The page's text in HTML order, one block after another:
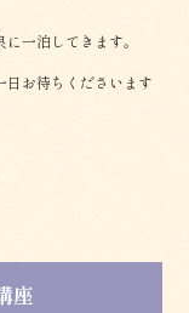
一泊してきます。
日お待ちくださいます
座